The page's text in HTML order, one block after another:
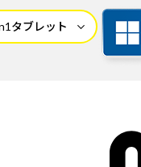
タブレット